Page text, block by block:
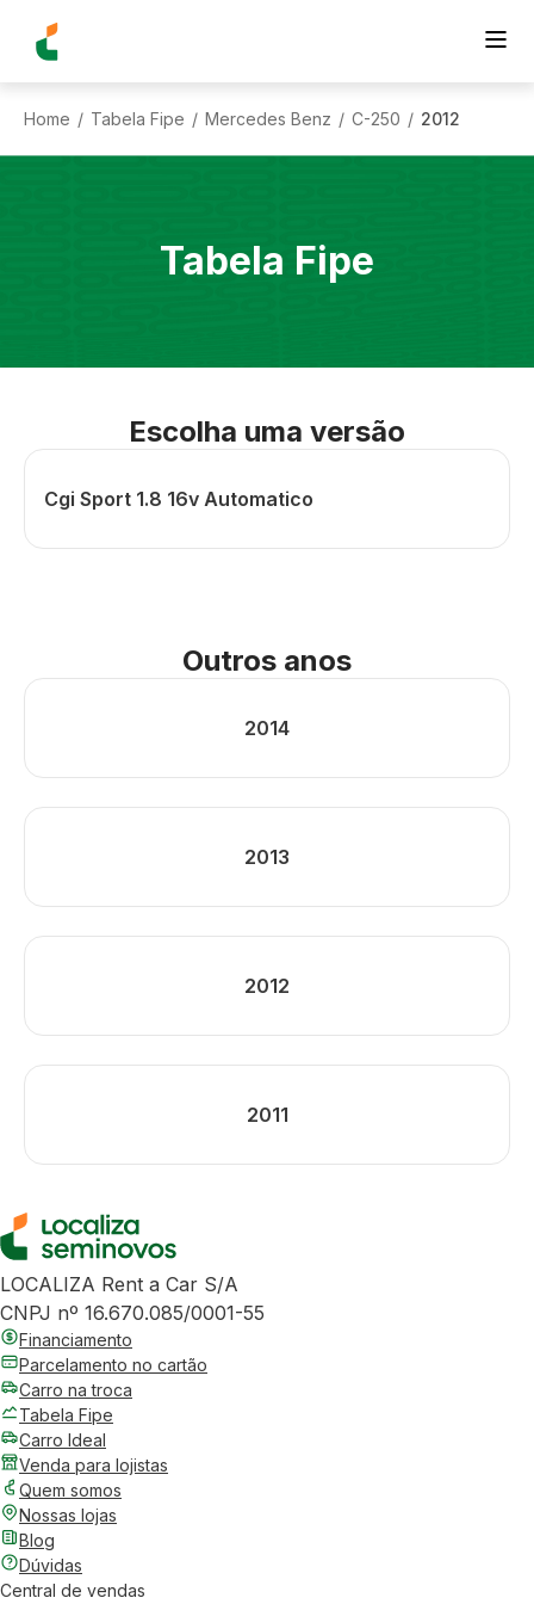
Home / Tabela Fipe / Mercedes Benz / C-250 / 2012
Tabela Fipe
Escolha uma versão
Cgi Sport 1.8 16v Automatico
Outros anos
2014
2013
2012
2011
LOCALIZA Rent a Car S/A
CNPJ nº 16.670.085/0001-55
Financiamento
Parcelamento no cartão
Carro na troca
Tabela Fipe
Carro Ideal
Venda para lojistas
Quem somos
Nossas lojas
Blog
Dúvidas
Central de vendas